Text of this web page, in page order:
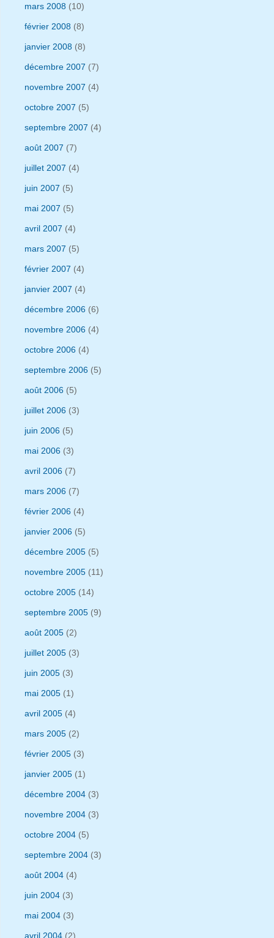
mars 2008 (10)
février 2008 (8)
janvier 2008 (8)
décembre 2007 (7)
novembre 2007 (4)
octobre 2007 (5)
septembre 2007 (4)
août 2007 (7)
juillet 2007 (4)
juin 2007 (5)
mai 2007 (5)
avril 2007 (4)
mars 2007 (5)
février 2007 (4)
janvier 2007 (4)
décembre 2006 (6)
novembre 2006 (4)
octobre 2006 (4)
septembre 2006 (5)
août 2006 (5)
juillet 2006 (3)
juin 2006 (5)
mai 2006 (3)
avril 2006 (7)
mars 2006 (7)
février 2006 (4)
janvier 2006 (5)
décembre 2005 (5)
novembre 2005 (11)
octobre 2005 (14)
septembre 2005 (9)
août 2005 (2)
juillet 2005 (3)
juin 2005 (3)
mai 2005 (1)
avril 2005 (4)
mars 2005 (2)
février 2005 (3)
janvier 2005 (1)
décembre 2004 (3)
novembre 2004 (3)
octobre 2004 (5)
septembre 2004 (3)
août 2004 (4)
juin 2004 (3)
mai 2004 (3)
avril 2004 (2)